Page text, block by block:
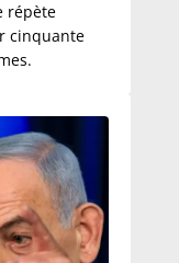
répète
cinquante